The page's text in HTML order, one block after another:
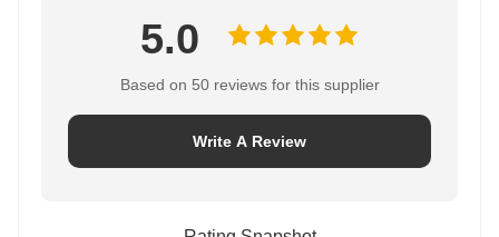
5.0
Based on 50 reviews for this supplier
Write A Review